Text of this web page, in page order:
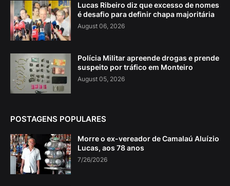
Lucas Ribeiro diz que excesso de nomes
é desafio para definir chapa majoritária
August 06, 2026
Polícia Militar apreende drogas e prende
suspeito por tráfico em Monteiro
August 05, 2026
POSTAGENS POPULARES
Morre o ex-vereador de Camalaú Aluízio
Lucas, aos 78 anos
7/26/2026